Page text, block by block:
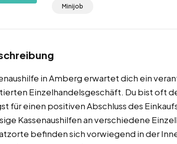
Minijob
in Amberg erwartet dich ein
Einzelhandelsgeschäft. Du bist oft
für einen positiven Abschluss des
Kassenaushilfen an verschiedene
befinden sich vorwiegend in der